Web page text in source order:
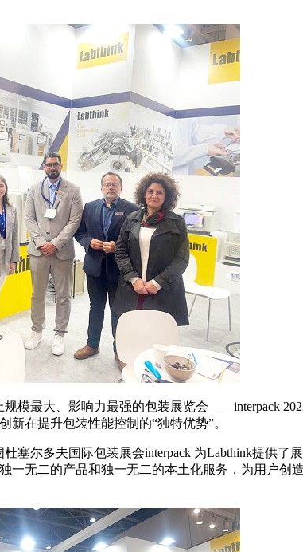
模最大、影响力最强的包装展览会——interpack
新在提升包装性能控制的“独特优势”。
塞尔多夫国际包装展会interpack 为Labthink提供
一无二的产品和独一无二的本土化服务，为用户